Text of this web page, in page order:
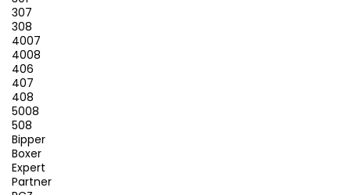
307
308
4007
4008
406
407
408
5008
508
Bipper
Boxer
Expert
Partner